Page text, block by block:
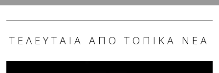
ΤΕΛΕΥΤΑΊΑ ΑΠΌ ΤΟΠΙΚΆ ΝΈΑ